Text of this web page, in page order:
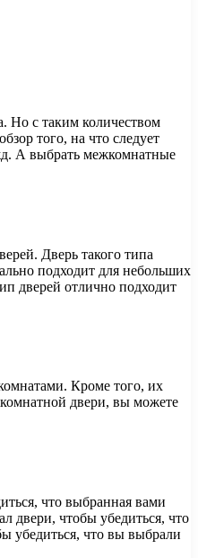
Но с таким количеством
того, на что следует
А выбрать межкомнатные
Дверь такого типа
подходит для небольших
дверей отлично подходит
Кроме того, их
двери, вы можете
что выбранная вами
двери, чтобы убедиться, что
убедиться, что вы выбрали